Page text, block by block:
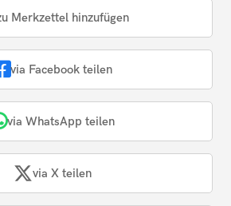
Merkzettel hinzufügen
via Facebook teilen
via WhatsApp teilen
via X teilen